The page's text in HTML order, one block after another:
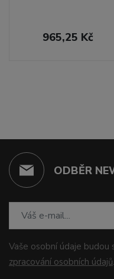
965,25 Kč
ODBĚR
Vaše osobní údaje budou
zpracování osobních údajů.